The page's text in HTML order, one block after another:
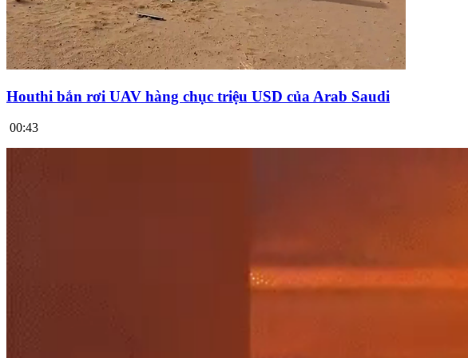
Houthi bắn rơi UAV hàng chục triệu USD của Arab Saudi
00:43